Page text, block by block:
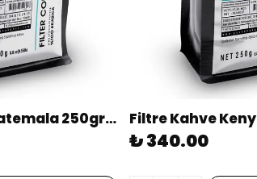
Filtre Kahve Guatemala 250gr Öğütülmüş
₺ 340.00